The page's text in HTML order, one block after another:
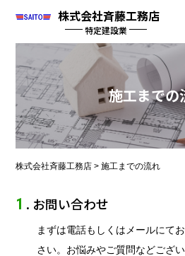
株式会社斉藤工務店
特定建設業
施工までの
株式会社斉藤工務店 >施工までの流れ
1 . お問い合わせ
まずは電話もしくはメールにて
さい。お悩みやご質問などござ